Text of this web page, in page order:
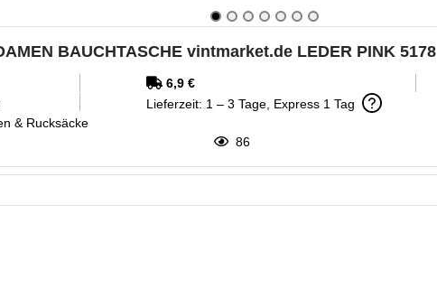
BAUCHTASCHE vintmarket.de LEDER PINK 5178
6,9 €
Lieferzeit: 1 – 3 Tage, Express 1 Tag
& Rucksäcke
86